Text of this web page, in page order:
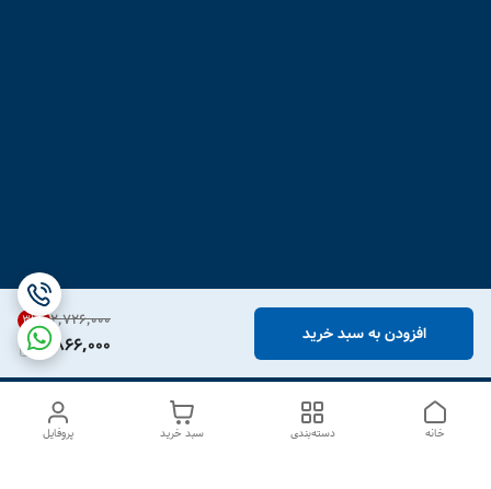
۲٬۷۲۶٬۰۰۰ 31%
1,866,000 افزودن به سبد خرید
پروفایل سبد خرید دسته‌بندی خانه